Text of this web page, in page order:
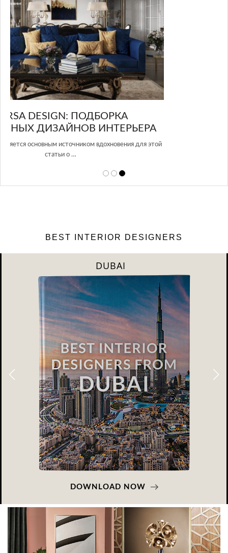
GLAZOV DESIGN GROUP – УНИКАЛЬНЫЙ
ПОДХОД К ДИЗАЙНУ
Glazov Design Group- это одна из лучших студий дизайна интерьера
BEST INTERIOR DESIGNERS
DUBAI
DOWNLOAD NOW